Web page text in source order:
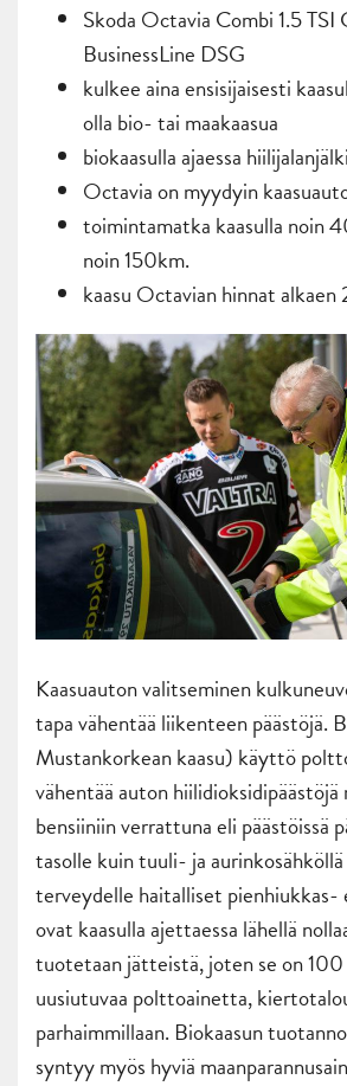
Skoda Octavia Combi 1.5
BusinessLine DSG
kulkee aina ensisijaisesti
olla bio- tai maakaasua
biokaasulla ajaessa
Octavia on myydyin
toimintamatka kaasulla noin
noin 150km.
kaasu Octavian hinnat
Kaasuauton valitseminen
tapa vähentää liikenteen päästöjä.
Mustankorkean kaasu) käyttö
vähentää auton hiilidioksidipäästöjä
bensiiniin verrattuna eli päästöissä
tasolle kuin tuuli- ja
terveydelle haitalliset pienhiukkas-
ovat kaasulla ajettaessa lähellä
tuotetaan jätteistä, joten se on
uusiutuvaa polttoainetta,
parhaimmillaan. Biokaasun
syntyy myös hyviä